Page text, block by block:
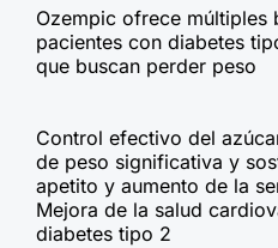
Ozempic ofrece múltiples
pacientes con diabetes
que buscan perder peso
Control efectivo del
de peso significativa y
apetito y aumento de la
Mejora de la salud
diabetes tipo 2